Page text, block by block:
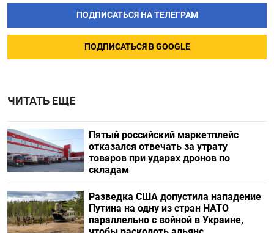
ПОДПИСАТЬСЯ НА ТЕЛЕГРАМ
ПОДПИСАТЬСЯ В GOOGLE
ЧИТАТЬ ЕЩЕ
Пятый российский маркетплейс
отказался отвечать за утрату
товаров при ударах дронов по
складам
Разведка США допустила нападение
Путина на одну из стран НАТО
параллельно с войной в Украине,